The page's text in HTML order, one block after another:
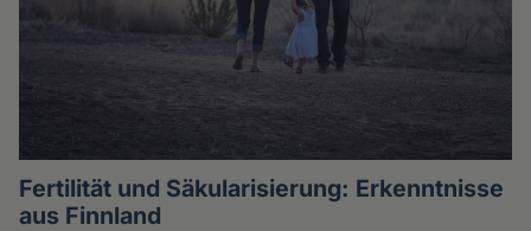
Fertilität und Säkularisierung: Erkenntnisse
aus Finnland